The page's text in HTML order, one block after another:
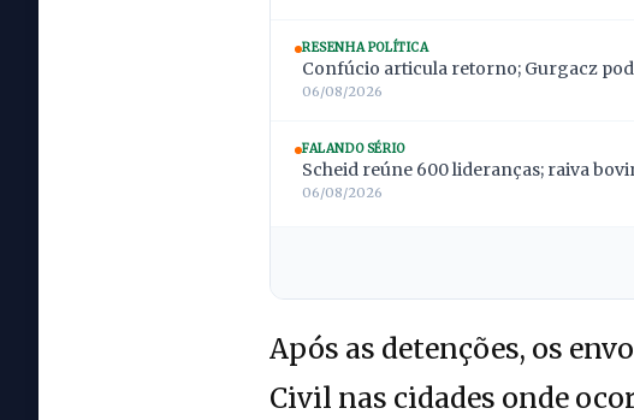
RESENHA POLÍTICA
Confúcio articula retorno; Gurgacz
06/08/2026
FALANDO SÉRIO
Scheid reúne 600 lideranças; raiva
06/08/2026
Após as detenções, os
Civil nas cidades onde